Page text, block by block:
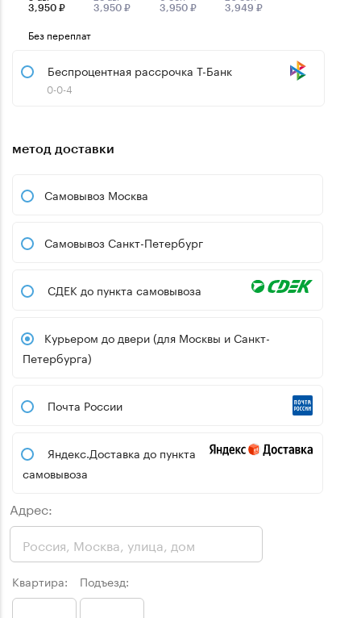
3,950 ₽ 3,950 ₽ 3,950 ₽ 3,949 ₽
Без переплат
Беспроцентная рассрочка Т-Банк
0-0-4
метод доставки
Самовывоз Москва
Самовывоз Санкт-Петербург
СДЕК до пункта самовывоза
Курьером до двери (для Москвы и Санкт-
Петербурга)
Почта России
Яндекс.Доставка до пункта
самовывоза
Адрес:
Квартира: Подъезд: